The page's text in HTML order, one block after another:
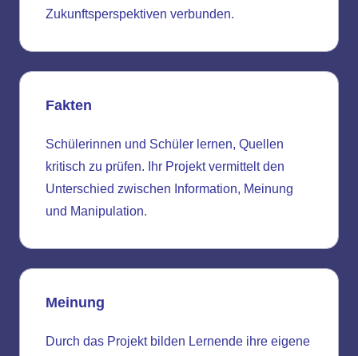
Zukunftsperspektiven verbunden.
Fakten
Schülerinnen und Schüler lernen, Quellen
kritisch zu prüfen. Ihr Projekt vermittelt den
Unterschied zwischen Information, Meinung
und Manipulation.
Meinung
Durch das Projekt bilden Lernende ihre eigene